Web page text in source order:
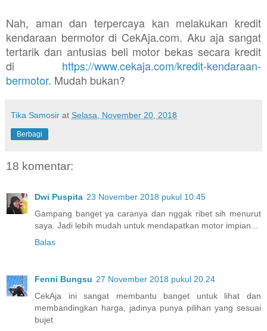
Nah, aman dan terpercaya kan melakukan kredit
kendaraan bermotor di CekAja.com. Aku aja sangat
tertarik dan antusias beli motor bekas secara kredit
di https://www.cekaja.com/kredit-kendaraan-
bermotor. Mudah bukan?
Tika Samosir at Selasa, November 20, 2018
Berbagi
18 komentar:
Dwi Puspita 23 November 2018 pukul 10.45
Gampang banget ya caranya dan nggak ribet sih menurut
saya. Jadi lebih mudah untuk mendapatkan motor impian...
Balas
Fenni Bungsu 27 November 2018 pukul 20.24
CekAja ini sangat membantu banget untuk lihat dan
membandingkan harga, jadinya punya pilihan yang sesuai
bujet